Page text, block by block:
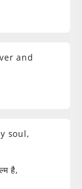
and
soul,
है,